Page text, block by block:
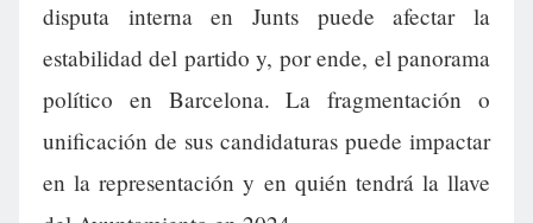
disputa interna en Junts puede afectar la
estabilidad del partido y, por ende, el panorama
político en Barcelona. La fragmentación o
unificación de sus candidaturas puede impactar
en la representación y en quién tendrá la llave